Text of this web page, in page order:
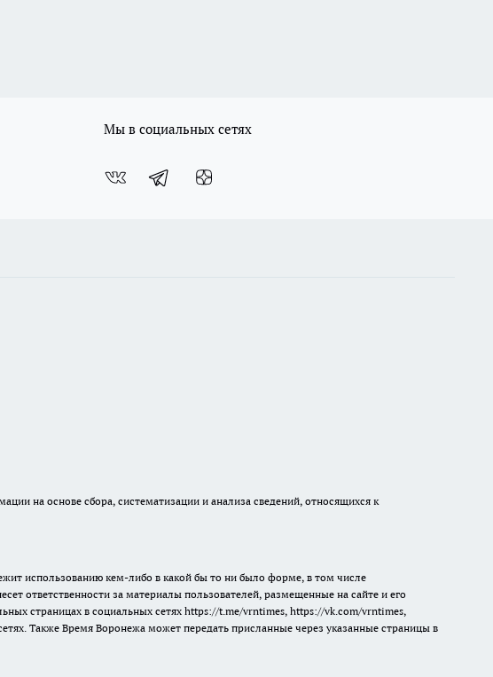
Мы в социальных сетях
на основе сбора, систематизации и анализа сведений, относящихся к
использованию кем-либо в какой бы то ни было форме, в том числе
ответственности за материалы пользователей, размещенные на сайте и его
страницах в социальных сетях https://t.me/vrntimes, https://vk.com/vrntimes,
Также Время Воронежа может передать присланные через указанные страницы в